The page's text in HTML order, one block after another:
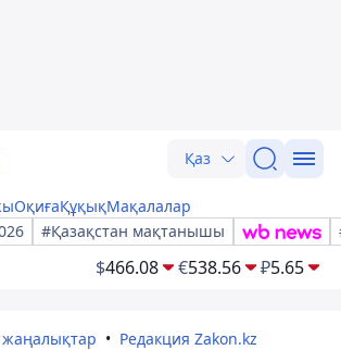
Қаз
ОқиғаҚұқықМақалалар
#Қазақстан мақтанышы
$466.08 €538.56 ₽5.65
Редакция Zakon.kz